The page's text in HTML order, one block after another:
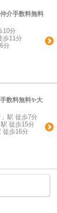
介手数料無料
10分
歩11分
分
数料無料✨️大
駅 徒歩7分
徒歩15分
徒歩16分